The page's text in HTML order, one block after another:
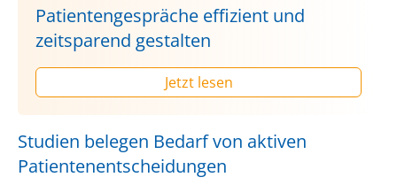
Patientengespräche effizient und
zeitsparend gestalten
Jetzt lesen
Studien belegen Bedarf von aktiven
Patientenentscheidungen